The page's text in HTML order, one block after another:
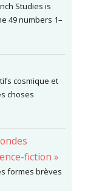
Studies is
49 numbers 1–
cosmique et
choses
fiction »
formes brèves